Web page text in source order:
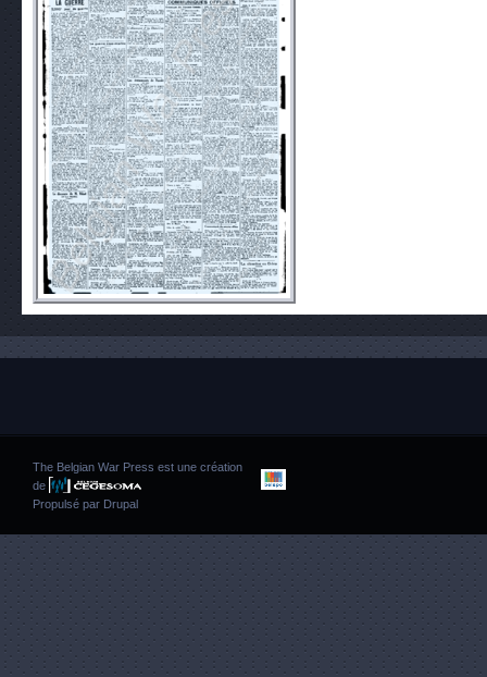
The Belgian War Press est une création
de
Propulsé par Drupal